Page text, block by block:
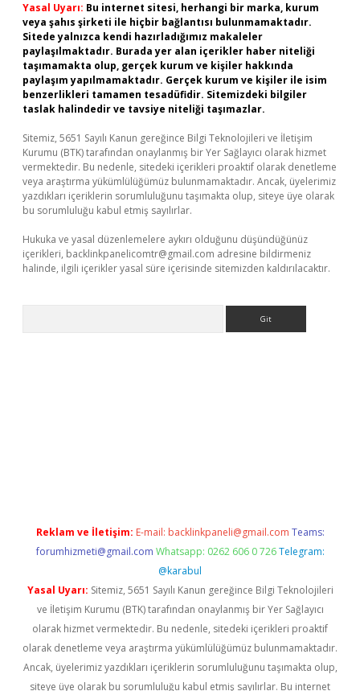
Yasal Uyarı: Bu internet sitesi, herhangi bir marka, kurum
veya şahıs şirketi ile hiçbir bağlantısı bulunmamaktadır.
Sitede yalnızca kendi hazırladığımız makaleler
paylaşılmaktadır. Burada yer alan içerikler haber niteliği
taşımamakta olup, gerçek kurum ve kişiler hakkında
paylaşım yapılmamaktadır. Gerçek kurum ve kişiler ile isim
benzerlikleri tamamen tesadüfidir. Sitemizdeki bilgiler
taslak halindedir ve tavsiye niteliği taşımazlar.
Sitemiz, 5651 Sayılı Kanun gereğince Bilgi Teknolojileri ve İletişim
Kurumu (BTK) tarafından onaylanmış bir Yer Sağlayıcı olarak hizmet
vermektedir. Bu nedenle, sitedeki içerikleri proaktif olarak denetleme
veya araştırma yükümlülüğümüz bulunmamaktadır. Ancak, üyelerimiz
yazdıkları içeriklerin sorumluluğunu taşımakta olup, siteye üye olarak
bu sorumluluğu kabul etmiş sayılırlar.
Hukuka ve yasal düzenlemelere aykırı olduğunu düşündüğünüz
içerikleri, backlinkpanelicomtr@gmail.com adresine bildirmeniz
halinde, ilgili içerikler yasal süre içerisinde sitemizden kaldırılacaktır.
Reklam ve İletişim: E-mail: backlinkpaneli@gmail.com Teams:
forumhizmeti@gmail.com Whatsapp: 0262 606 0 726 Telegram:
@karabul
Yasal Uyarı: Sitemiz, 5651 Sayılı Kanun gereğince Bilgi Teknolojileri
ve İletişim Kurumu (BTK) tarafından onaylanmış bir Yer Sağlayıcı
olarak hizmet vermektedir. Bu nedenle, sitedeki içerikleri proaktif
olarak denetleme veya araştırma yükümlülüğümüz bulunmamaktadır.
Ancak, üyelerimiz yazdıkları içeriklerin sorumluluğunu taşımakta olup,
siteye üye olarak bu sorumluluğu kabul etmiş sayılırlar. Bu internet